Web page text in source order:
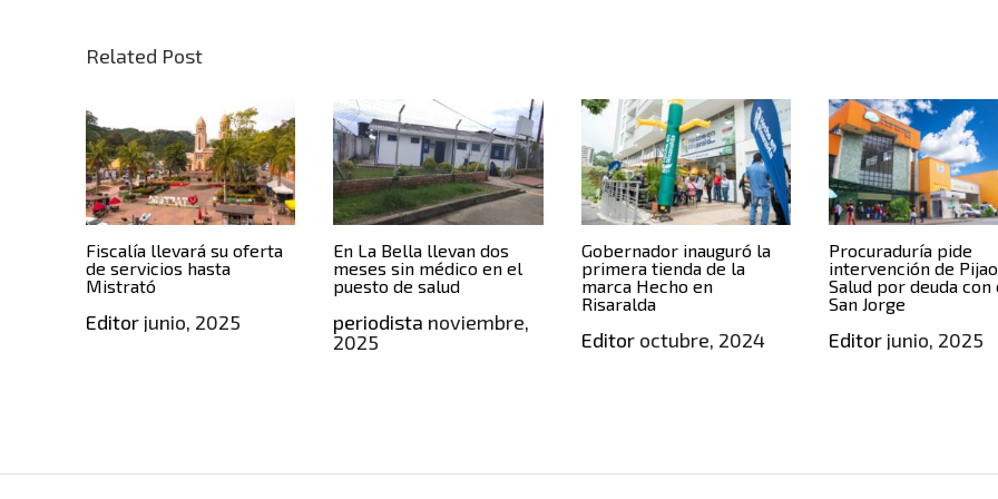
Related Post
Fiscalía llevará su oferta
de servicios hasta
Mistrató
Editor junio, 2025
En La Bella llevan dos
meses sin médico en el
puesto de salud
periodista noviembre,
2025
Gobernador inauguró la
primera tienda de la
marca Hecho en
Risaralda
Editoroctubre, 2024
Procuraduría pide
intervención de Pijao
Salud por deuda con
San Jorge
Editor junio, 2025